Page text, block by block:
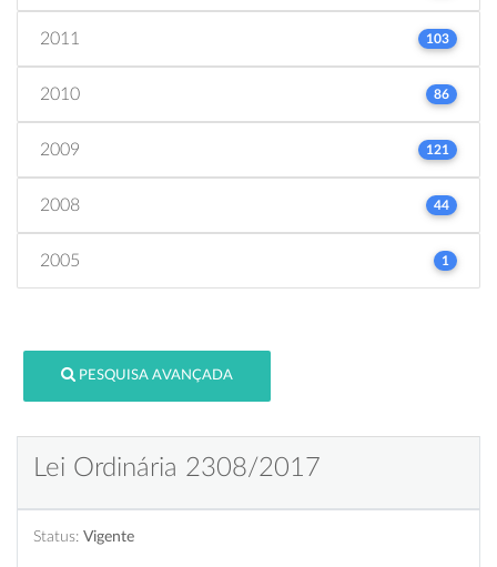
2011 103
2010 86
2009 121
2008 44
2005 1
PESQUISA AVANÇADA
Lei Ordinária 2308/2017
Status: Vigente